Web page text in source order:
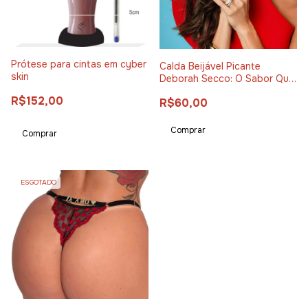
Prótese para cintas em cyber
skin
R$152,00
Calda Beijável Picante
Deborah Secco: O Sabor Que
R$60,00
ESGOTADO